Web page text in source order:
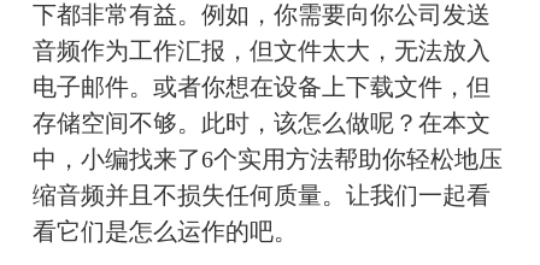
下都非常有益。例如，你需要向你公司发送
音频作为工作汇报，但文件太大，无法放入
电子邮件。或者你想在设备上下载文件，但
存储空间不够。此时，该怎么做呢？在本文
中，小编找来了6个实用方法帮助你轻松地压
缩音频并且不损失任何质量。让我们一起看
看它们是怎么运作的吧。